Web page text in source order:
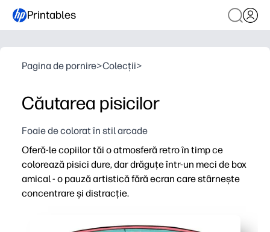
Printables
Pagina de pornire>Colecții>
Căutarea pisicilor
Foaie de colorat în stil arcade
Oferă-le copiilor tăi o atmosferă retro în timp ce
colorează pisici dure, dar drăguțe într-un meci de box
amical - o pauză artistică fără ecran care stârnește
concentrare și distracție.